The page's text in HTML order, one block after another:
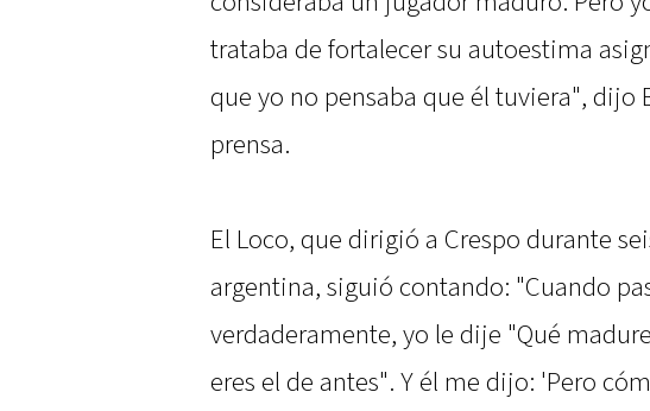
trataba de fortalecer su autoestima
que yo no pensaba que él tuviera", dijo
prensa.
El Loco, que dirigió a Crespo durante
argentina, siguió contando: "Cuando
verdaderamente, yo le dije "Qué
eres el de antes". Y él me dijo: 'Pero